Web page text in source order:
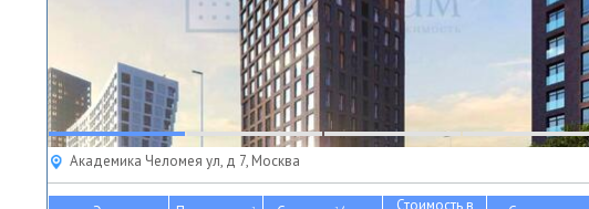
Академика Челомея ул, д 7, Москва
Стоимость в